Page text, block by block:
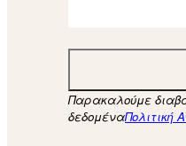
Παρακαλούμε
δεδομέναΠολιτική